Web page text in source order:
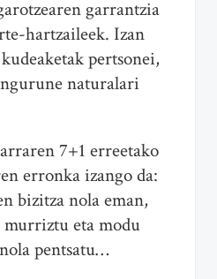
garrantzia
hartzaileek. Izan
pertsonei,
naturalari
7+1 erreetako
erronka izango da:
bizitza nola eman,
eta modu
pentsatu…